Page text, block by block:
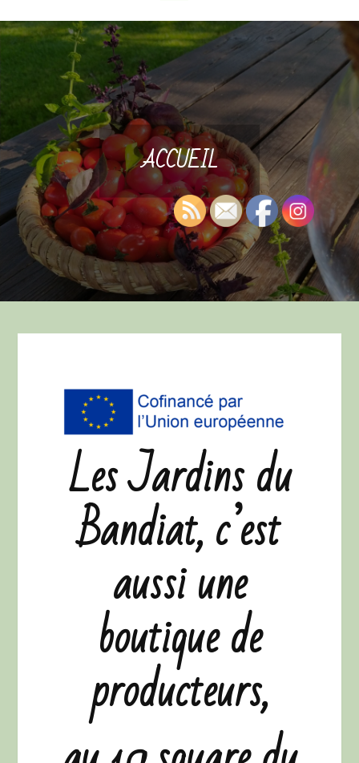
ACCUEIL
Les Jardins du
Bandiat, c’est
aussi une
boutique de
producteurs,